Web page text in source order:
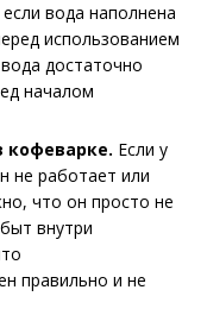
вода наполнена
использованием
достаточно
началом
кофеварке. Если у
не работает или
что он просто не
внутри
правильно и не